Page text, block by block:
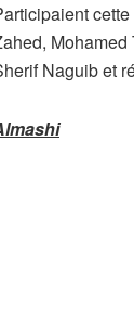
Mohamed
Naguib et